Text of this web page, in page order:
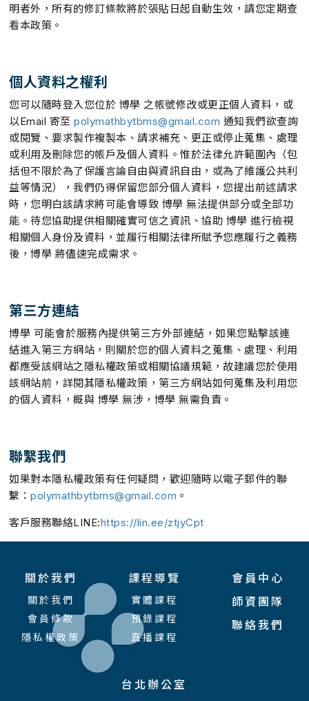
明者外，所有的修訂條款將於張貼日起自動生效，請您定期查
看本政策。
個人資料之權利
您可以隨時登入您位於 博學 之帳號修改或更正個人資料，或
以Email 寄至polymathbytbms@gmail.com 通知我們欲查詢
或閱覽、要求製作複製本、請求補充、更正或停止蒐集、處理
或利用及刪除您的帳戶及個人資料。惟於法律允許範圍內（包
括但不限於為了保護言論自由與資訊自由，或為了維護公共利
益等情況），我們仍得保留您部分個人資料，您提出前述請求
時，您明白該請求將可能會導致 博學 無法提供部分或全部功
能。待您協助提供相關確實可信之資訊、協助 博學 進行檢視
相關個人身份及資料，並履行相關法律所賦予您應履行之義務
後，博學 將儘速完成需求。
第三方連結
博學 可能會於服務內提供第三方外部連結，如果您點擊該連
結進入第三方網站，則關於您的個人資料之蒐集、處理、利用
都應受該網站之隱私權政策或相關協議規範，故建議您於使用
該網站前，詳閱其隱私權政策，第三方網站如何蒐集及利用您
的個人資料，概與 博學 無涉，博學 無需負責。
聯繫我們
如果對本隱私權政策有任何疑問，歡迎隨時以電子郵件的聯
繫：polymathbytbms@gmail.com 。
客戶服務聯絡LINE:https://lin.ee/ztjyCpt
關於我們
關於我們
會員條款
隱私權政策
課程導覽
實體課程
預錄課程
直播課程
會員中心
師資團隊
聯絡我們
台北辦公室